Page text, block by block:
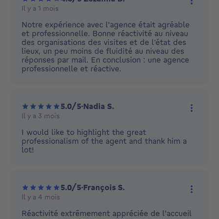
Il y a 1 mois
Notre expérience avec l'agence était agréable
et professionnelle. Bonne réactivité au niveau
des organisations des visites et de l'état des
lieux, un peu moins de fluidité au niveau des
réponses par mail. En conclusion : une agence
professionnelle et réactive.
5.0/5·Nadia S.
Il y a 3 mois
I would like to highlight the great
professionalism of the agent and thank him a
lot!
5.0/5·François S.
Il y a 4 mois
Réactivité extrêmement appréciée de l'accueil